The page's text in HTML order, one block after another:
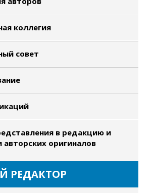
коллегия
совет
в редакцию и
авторских оригиналов
РЕДАКТОР